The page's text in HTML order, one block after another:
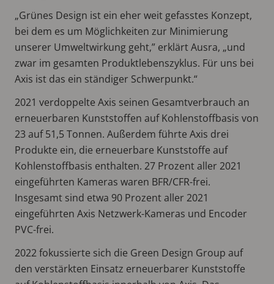
„Grünes Design ist ein eher weit gefasstes Konzept,
bei dem es um Möglichkeiten zur Minimierung
unserer Umweltwirkung geht,” erklärt Ausra, „und
zwar im gesamten Produktlebenszyklus. Für uns bei
Axis ist das ein ständiger Schwerpunkt.“
2021 verdoppelte Axis seinen Gesamtverbrauch an
erneuerbaren Kunststoffen auf Kohlenstoffbasis von
23 auf 51,5 Tonnen. Außerdem führte Axis drei
Produkte ein, die erneuerbare Kunststoffe auf
Kohlenstoffbasis enthalten. 27 Prozent aller 2021
eingeführten Kameras waren BFR/CFR-frei.
Insgesamt sind etwa 90 Prozent aller 2021
eingeführten Axis Netzwerk-Kameras und Encoder
PVC-frei.
2022 fokussierte sich die Green Design Group auf
den verstärkten Einsatz erneuerbarer Kunststoffe